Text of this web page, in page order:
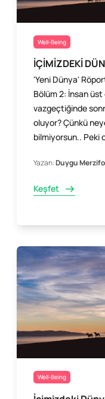
Well-Being
İÇİMİZDEKİ
'Yeni Dünya'
Bölüm 2: İnsan
vazgeçtiğinde
oluyor? Çünkü
bilmiyorsun.. Peki
Yazan:Duygu
Keşfet
Well-Being